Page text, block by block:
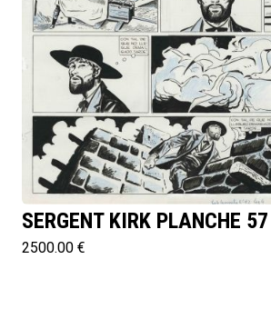
SERGENT KIRK PLANCHE 57
2500.00 €